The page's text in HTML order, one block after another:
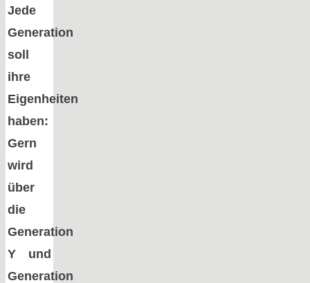
Jede
Generation
soll
ihre
Eigenheiten
haben:
Gern
wird
über
die
Generation
Y und
Generation